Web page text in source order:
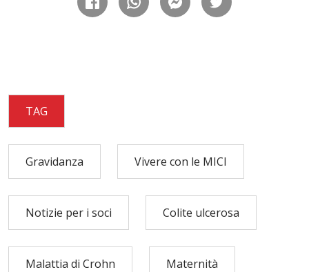
TAG
Gravidanza Vivere con le MICI
Notizie per i soci Colite ulcerosa
Malattia di Crohn Maternità